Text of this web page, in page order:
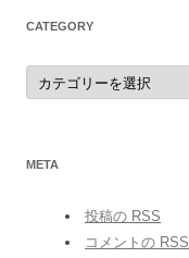
CATEGORY
category
META
投稿の RSS
コメントの RSS